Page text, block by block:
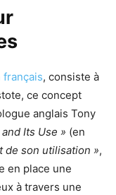
, consiste à
ce concept
anglais Tony
Its Use » (en
de son utilisation »,
en place une
à travers une